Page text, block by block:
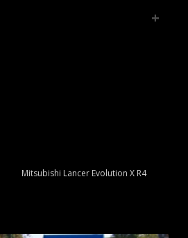
Mitsubishi Lancer Evolution X R4